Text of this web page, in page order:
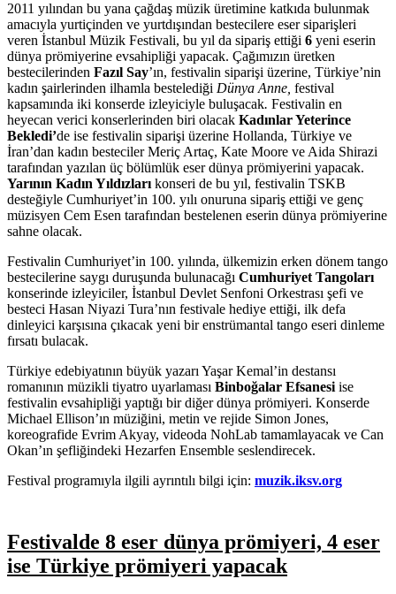
2011 yılından bu yana çağdaş müzik üretimine katkıda bulunmak
amacıyla yurtiçinden ve yurtdışından bestecilere eser siparişleri
veren İstanbul Müzik Festivali, bu yıl da sipariş ettiği 6 yeni eserin
dünya prömiyerine evsahipliği yapacak. Çağımızın üretken
bestecilerinden Fazıl Say’ın, festivalin siparişi üzerine, Türkiye’nin
kadın şairlerinden ilhamla bestelediği Dünya Anne, festival
kapsamında iki konserde izleyiciyle buluşacak. Festivalin en
heyecan verici konserlerinden biri olacak Kadınlar Yeterince
Bekledi’de ise festivalin siparişi üzerine Hollanda, Türkiye ve
İran’dan kadın besteciler Meriç Artaç, Kate Moore ve Aida Shirazi
tarafından yazılan üç bölümlük eser dünya prömiyerini yapacak.
Yarının Kadın Yıldızları konseri de bu yıl, festivalin TSKB
desteğiyle Cumhuriyet’in 100. yılı onuruna sipariş ettiği ve genç
müzisyen Cem Esen tarafından bestelenen eserin dünya prömiyerine
sahne olacak.
Festivalin Cumhuriyet’in 100. yılında, ülkemizin erken dönem tango
bestecilerine saygı duruşunda bulunacağı Cumhuriyet Tangoları
konserinde izleyiciler, İstanbul Devlet Senfoni Orkestrası şefi ve
besteci Hasan Niyazi Tura’nın festivale hediye ettiği, ilk defa
dinleyici karşısına çıkacak yeni bir enstrümantal tango eseri dinleme
fırsatı bulacak.
Türkiye edebiyatının büyük yazarı Yaşar Kemal’in destansı
romanının müzikli tiyatro uyarlaması Binboğalar Efsanesi ise
festivalin evsahipliği yaptığı bir diğer dünya prömiyeri. Konserde
Michael Ellison’ın müziğini, metin ve rejide Simon Jones,
koreografide Evrim Akyay, videoda NohLab tamamlayacak ve Can
Okan’ın şefliğindeki Hezarfen Ensemble seslendirecek.
Festival programıyla ilgili ayrıntılı bilgi için: muzik.iksv.org
Festivalde 8 eser dünya prömiyeri, 4 eser
ise Türkiye prömiyeri yapacak